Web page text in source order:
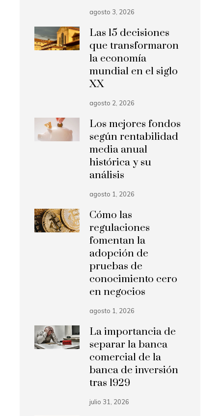
agosto 3, 2026
Las 15 decisiones
que transformaron
la economía
mundial en el siglo
XX
agosto 2, 2026
Los mejores fondos
según rentabilidad
media anual
histórica y su
análisis
agosto 1, 2026
Cómo las
regulaciones
fomentan la
adopción de
pruebas de
conocimiento cero
en negocios
agosto 1, 2026
La importancia de
separar la banca
comercial de la
banca de inversión
tras 1929
julio 31, 2026